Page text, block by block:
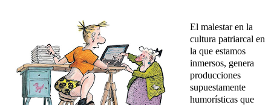
El malestar en la
cultura patriarcal en
la que estamos
inmersos, genera
producciones
supuestamente
humorísticas que